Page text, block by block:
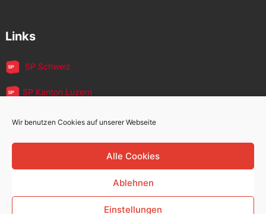
Wir benutzen Cookies auf unserer Webseite
Alle Cookies
Ablehnen
Einstellungen
Links
SP Schweiz
SP Kanton Luzern
JUSO Luzern
SP MigrantInnen
SP 60+